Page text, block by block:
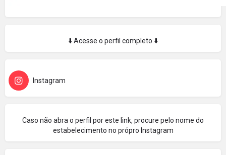
⬇️ Acesse o perfil completo ⬇️
Instagram
Caso não abra o perfil por este link, procure pelo nome do
estabelecimento no própro Instagram